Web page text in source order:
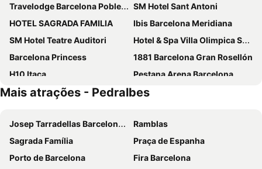
Travelodge Barcelona Poblenou
SM Hotel Sant Antoni
HOTEL SAGRADA FAMILIA
Ibis Barcelona Meridiana
SM Hotel Teatre Auditori
Hotel & Spa Villa Olimpica Suites
Barcelona Princess
1881 Barcelona Gran Rosellón
H10 Itaca
Pestana Arena Barcelona
Hotel Alimara
Ilunion Les Corts Spa
Aparthotel Atenea Barcelona
Eurostars Grand Marina
The Mo House Gotic
NH Sants Barcelona
Barcelo Raval
Ikonik Ramblas
Mais atrações - Pedralbes
Josep Tarradellas Barcelona–El Prat Airport
Ramblas
Sagrada Família
Praça de Espanha
Porto de Barcelona
Fira Barcelona